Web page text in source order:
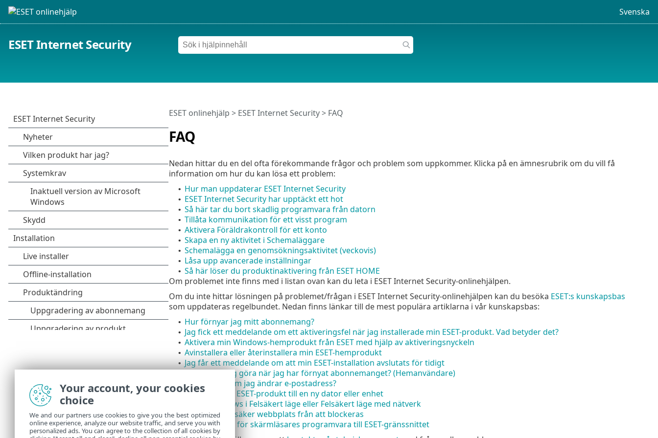
Svenska
ESET Internet Security
FAQ
ESET onlinehjälp > ESET Internet Security> FAQ
Nedan hittar du en del ofta förekommande frågor och problem som uppkommer. Klicka på en ämnesrubrik om du vill få
information om hur du kan lösa ett problem:
• Hur man uppdaterar ESET Internet Security
• ESET Internet Security har upptäckt ett hot
• Så här tar du bort skadlig programvara från datorn
• Tillåta kommunikation för ett visst program
• Aktivera Föräldrakontroll för ett konto
• Skapa en ny aktivitet i Schemaläggare
• Schemalägga en genomsökningsaktivitet (veckovis)
• Låsa upp avancerade inställningar
• Så här löser du produktinaktivering från ESET HOME
Om problemet inte finns med i listan ovan kan du leta i ESET Internet Security-onlinehjälpen.
Om du inte hittar lösningen på problemet/frågan i ESET Internet Security-onlinehjälpen kan du besöka ESET:s kunskapsbas
som uppdateras regelbundet. Nedan finns länkar till de mest populära artiklarna i vår kunskapsbas:
• Hur förnyar jag mitt abonnemang?
• Jag fick ett meddelande om ett aktiveringsfel när jag installerade min ESET-produkt. Vad betyder det?
• Aktivera min Windows-hemprodukt från ESET med hjälp av aktiveringsnyckeln
• Avinstallera eller återinstallera min ESET-hemprodukt
• Jag får ett meddelande om att min ESET-installation avslutats för tidigt
Vad måste jag göra när jag har förnyat abonnemanget? (Hemanvändare)
Vad händer om jag ändrar e-postadress?
• Överföra min ESET-produkt till en ny dator eller enhet
Starta Windows i Felsäkert läge eller Felsäkert läge med nätverk
• Exkludera en säker webbplats från att blockeras
• Tillåt åtkomst för skärmläsares programvara till ESET-gränssnittet
Your account, your cookies
choice
We and our partners use cookies to give you the best optimized
online experience, analyze our website traffic, and serve you with
personalized ads. You can agree to the collection of all cookies by